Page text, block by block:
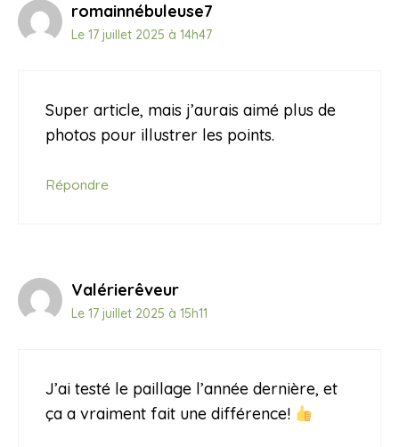
romainnébuleuse7
Le 17 juillet 2025 à 14h47
Super article, mais j’aurais aimé plus de
photos pour illustrer les points.
Répondre
Valérierêveur
Le 17 juillet 2025 à 15h11
J’ai testé le paillage l’année dernière, et
ça a vraiment fait une différence!